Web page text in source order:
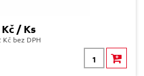
/ Ks
Kč bez DPH